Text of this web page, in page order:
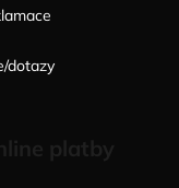
dotazy